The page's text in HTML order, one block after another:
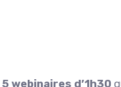
5 webinaires d’1h30